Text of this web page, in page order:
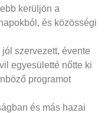
kerüljön a
és közösségi
szervezett, évente
egyesületté nőtte ki
programot
és más hazai